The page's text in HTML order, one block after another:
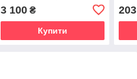
3 100₴
Купити
12,
203